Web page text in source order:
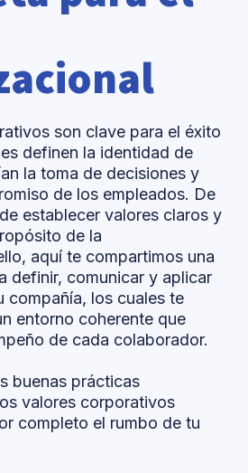
son clave para el éxito
definen la identidad de
la toma de decisiones y
de los empleados. De
establecer valores claros y
de la
aquí te compartimos una
definir, comunicar y aplicar
compañía, los cuales te
entorno coherente que
de cada colaborador.
buenas prácticas
valores corporativos
completo el rumbo de tu